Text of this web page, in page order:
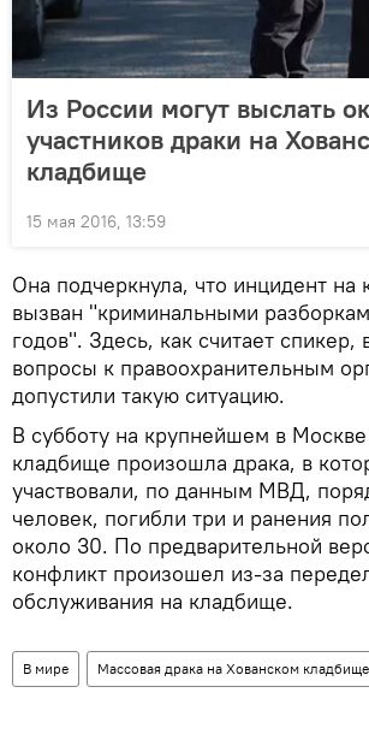
Из России могут выслать
участников драки на
кладбище
15 мая 2016, 13:59
Она подчеркнула, что инцидент на
вызван "криминальными
годов". Здесь, как считает спикер,
вопросы к правоохранительным
допустили такую ситуацию.
В субботу на крупнейшем в
кладбище произошла драка, в
участвовали, по данным МВД,
человек, погибли три и ранения
около 30. По предварительной
конфликт произошел из-за
обслуживания на кладбище.
В мире Массовая драка на Хованском